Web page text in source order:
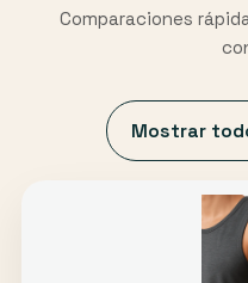
Comparaciones
Mostrar